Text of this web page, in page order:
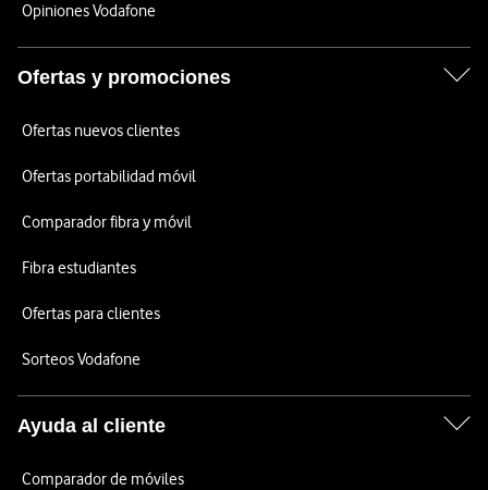
Opiniones Vodafone
Ofertas y promociones
Ofertas nuevos clientes
Ofertas portabilidad móvil
Comparador fibra y móvil
Fibra estudiantes
Ofertas para clientes
Sorteos Vodafone
Ayuda al cliente
Comparador de móviles